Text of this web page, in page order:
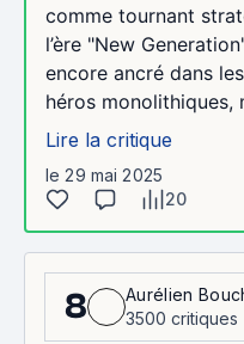
comme tournant
l’ère "New
encore ancré dans
héros monolithiques,
Lire la critique
le 29 mai 2025
20
8
Aurélien
3500 critiques